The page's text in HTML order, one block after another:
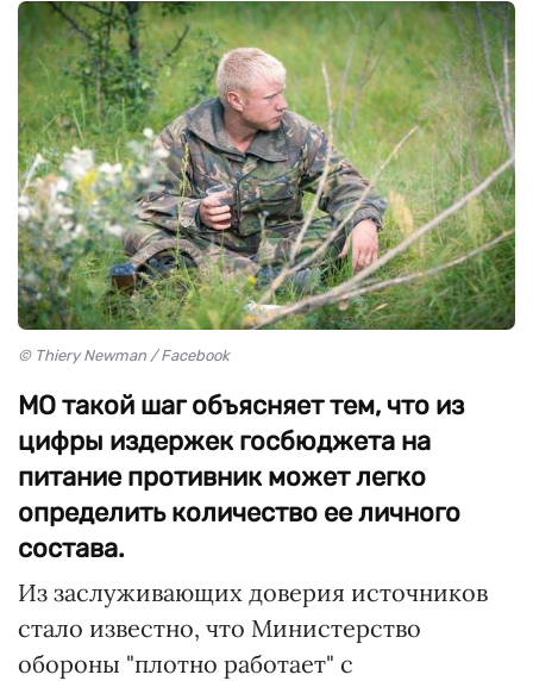
© Thiery Newman / Facebook
МО такой шаг объясняет тем, что из
цифры издержек госбюджета на
питание противник может легко
определить количество ее личного
состава.
Из заслуживающих доверия источников
стало известно, что Министерство
обороны "плотно работает" с